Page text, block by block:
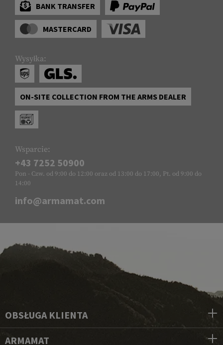
BANK TRANSFER
MASTERCARD
Wysyłka:
ON-SITE COLLECTION FROM THE ARMS DEALER
Wsparcie:
+43 7252 50900
Pon - Czw. od 9:00 do 12:00 oraz od 13:00 do 17:00, Pt. od 9:00 do
14:00
info@armamat.com
OBSŁUGA KLIENTA
ARMAMAT